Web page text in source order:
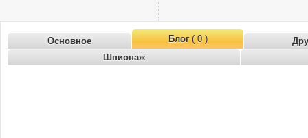
Основное Блог( 0 )
Шпионаж